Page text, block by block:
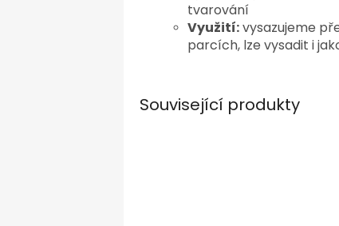
tvarování
Využití:vysazujeme
parcích, lze vysadit i
Související produkty